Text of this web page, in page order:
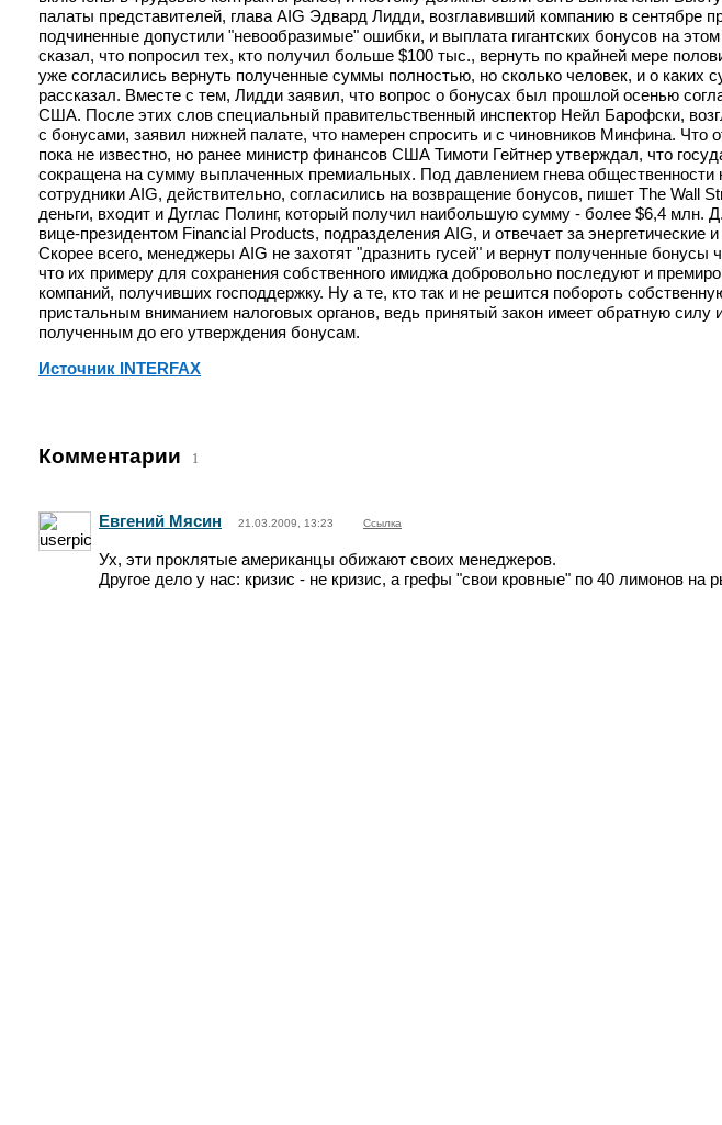
палаты представителей, глава AIG Эдвард Лидди, возглавивший компанию в сентябре
подчиненные допустили "невообразимые" ошибки, и выплата гигантских бонусов на
сказал, что попросил тех, кто получил больше $100 тыс., вернуть по крайней мере
уже согласились вернуть полученные суммы полностью, но сколько человек, и о каких
рассказал. Вместе с тем, Лидди заявил, что вопрос о бонусах был прошлой осенью
США. После этих слов специальный правительственный инспектор Нейл Барофски,
с бонусами, заявил нижней палате, что намерен спросить и с чиновников Минфина. Что
пока не известно, но ранее министр финансов США Тимоти Гейтнер утверждал, что
сокращена на сумму выплаченных премиальных. Под давлением гнева общественности
сотрудники AIG, действительно, согласились на возвращение бонусов, пишет The Wall
деньги, входит и Дуглас Полинг, который получил наибольшую сумму - более $6,4 млн.
вице-президентом Financial Products, подразделения AIG, и отвечает за энергетические
Скорее всего, менеджеры AIG не захотят "дразнить гусей" и вернут полученные бонусы
что их примеру для сохранения собственного имиджа добровольно последуют и
компаний, получивших господдержку. Ну а те, кто так и не решится побороть
пристальным вниманием налоговых органов, ведь принятый закон имеет обратную силу
полученным до его утверждения бонусам.
Источник INTERFAX
Комментарии 1
Евгений Мясин 21.03.2009, 13:23 Ссылка
Ух, эти проклятые американцы обижают своих менеджеров.
Другое дело у нас: кризис - не кризис, а грефы "свои кровные" по 40 лимонов на